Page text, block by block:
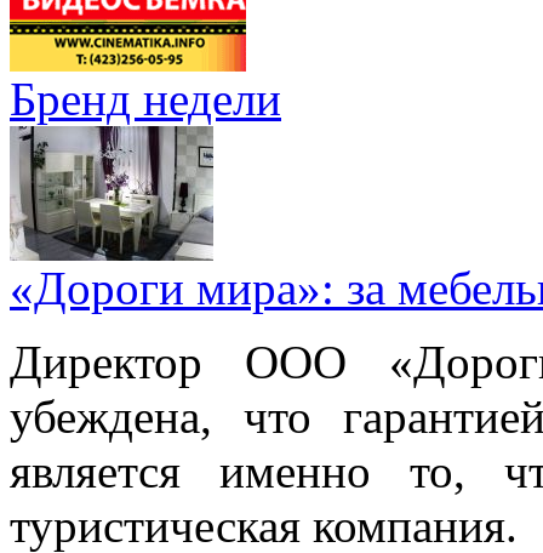
Бренд недели
«Дороги мира»: за
Директор ООО
убеждена, что
является именно то,
туристическая компания.